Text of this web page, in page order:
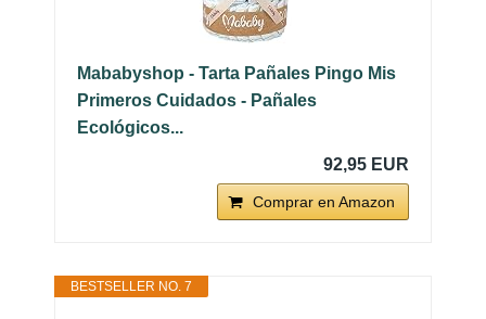
Mababyshop - Tarta Pañales Pingo Mis
Primeros Cuidados - Pañales
Ecológicos...
92,95 EUR
Comprar en Amazon
BESTSELLER NO. 7